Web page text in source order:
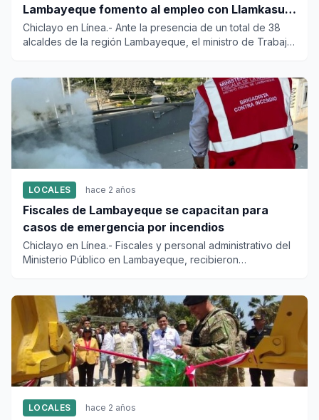
Lambayeque fomento al empleo con Llamkasun
Perú
Chiclayo en Línea.- Ante la presencia de un total de 38
alcaldes de la región Lambayeque, el ministro de Trabajo
LOCALES hace 2 años
Fiscales de Lambayeque se capacitan para
casos de emergencia por incendios
Chiclayo en Línea.- Fiscales y personal administrativo del
Ministerio Público en Lambayeque, recibieron
LOCALES hace 2 años